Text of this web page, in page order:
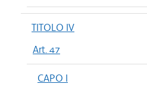
TITOLO IV
Art. 47
CAPO I